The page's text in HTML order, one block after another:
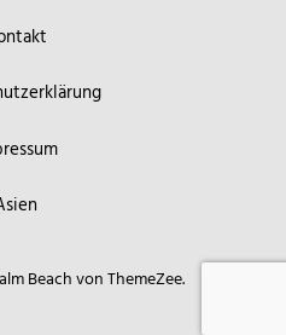
Beach von ThemeZee.